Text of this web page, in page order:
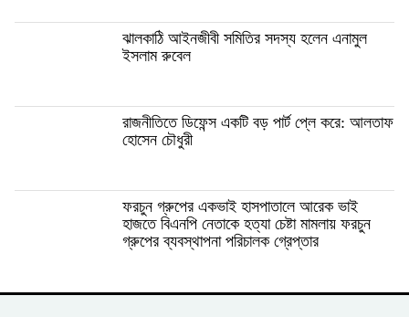
ঝালকাঠি আইনজীবী সমিতির সদস্য হলেন এনামুল
ইসলাম রুবেল
রাজনীতিতে ডিফেন্স একটি বড় পার্ট প্লে করে: আলতাফ
হোসেন চৌধুরী
ফরচুন গ্রুপের একভাই হাসপাতালে আরেক ভাই
হাজতে বিএনপি নেতাকে হত্যা চেষ্টা মামলায় ফরচুন
গ্রুপের ব্যবস্থাপনা পরিচালক গ্রেপ্তার